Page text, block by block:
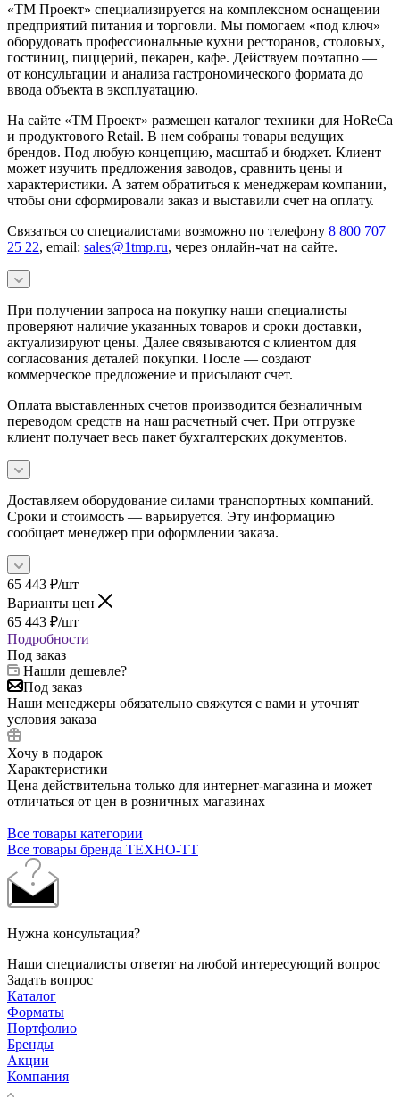
«ТМ Проект» специализируется на комплексном оснащении
предприятий питания и торговли. Мы помогаем «под ключ»
оборудовать профессиональные кухни ресторанов, столовых,
гостиниц, пиццерий, пекарен, кафе. Действуем поэтапно —
от консультации и анализа гастрономического формата до
ввода объекта в эксплуатацию.
На сайте «ТМ Проект» размещен каталог техники для HoReCa
и продуктового Retail. В нем собраны товары ведущих
брендов. Под любую концепцию, масштаб и бюджет. Клиент
может изучить предложения заводов, сравнить цены и
характеристики. А затем обратиться к менеджерам компании,
чтобы они сформировали заказ и выставили счет на оплату.
Связаться со специалистами возможно по телефону 8 800 707
25 22, email: sales@1tmp.ru, через онлайн-чат на сайте.
При получении запроса на покупку наши специалисты
проверяют наличие указанных товаров и сроки доставки,
актуализируют цены. Далее связываются с клиентом для
согласования деталей покупки. После — создают
коммерческое предложение и присылают счет.
Оплата выставленных счетов производится безналичным
переводом средств на наш расчетный счет. При отгрузке
клиент получает весь пакет бухгалтерских документов.
Доставляем оборудование силами транспортных компаний.
Сроки и стоимость — варьируется. Эту информацию
сообщает менеджер при оформлении заказа.
65 443 ₽/шт
Варианты цен
65 443 ₽/шт
Подробности
Под заказ
Нашли дешевле?
Под заказ
Наши менеджеры обязательно свяжутся с вами и уточнят
условия заказа
Хочу в подарок
Характеристики
Цена действительна только для интернет-магазина и может
отличаться от цен в розничных магазинах
Все товары категории
Все товары бренда ТЕХНО-ТТ
Нужна консультация?
Наши специалисты ответят на любой интересующий вопрос
Задать вопрос
Каталог
Форматы
Портфолио
Бренды
Акции
Компания